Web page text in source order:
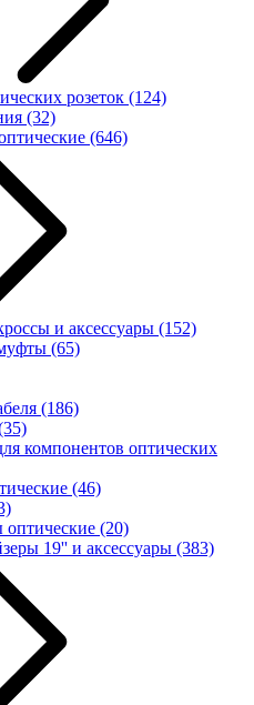
розеток (124)
(32)
(646)
и аксессуары (152)
(65)
(186)
компонентов оптических
(46)
(20)
19'' и аксессуары (383)